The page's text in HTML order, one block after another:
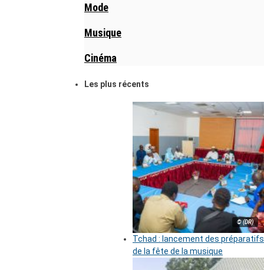
Mode
Musique
Cinéma
Les plus récents
© (DR)
Tchad : lancement des préparatifs
de la fête de la musique